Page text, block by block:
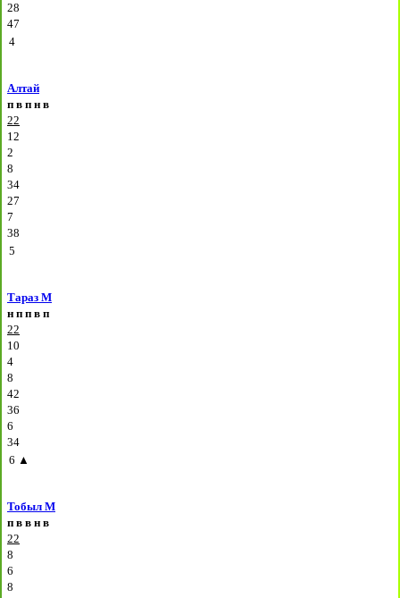
28
47
4
Алтай
п в п н в
22
12
2
8
34
27
7
38
5
Тараз М
н п п в п
22
10
4
8
42
36
6
34
6 ▲
Тобыл М
п в в н в
22
8
6
8